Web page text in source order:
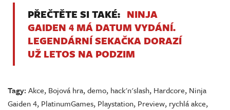
PŘEČTĚTE SI TAKÉ: NINJA
GAIDEN 4 MÁ DATUM VYDÁNÍ.
LEGENDÁRNÍ SEKAČKA DORAZÍ
UŽ LETOS NA PODZIM
Tagy:Akce, Bojová hra,demo, hack'n'slash, Hardcore, Ninja
Gaiden 4, PlatinumGames, Playstation, Preview, rychlá akce,